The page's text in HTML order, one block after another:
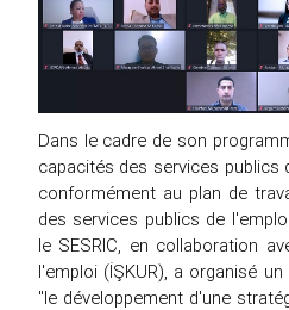
Dans le cadre de son
capacités des services publics
conformément au plan de
des services publics de l'emploi
le SESRIC, en collaboration
l'emploi (İŞKUR), a organisé
"le développement d'une